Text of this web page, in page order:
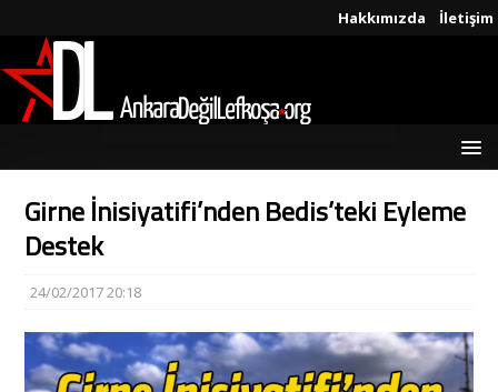
Hakkımızda İletişim
Girne İnisiyatifi’nden Bedis’teki Eyleme
Destek
24/02/2017 20:18